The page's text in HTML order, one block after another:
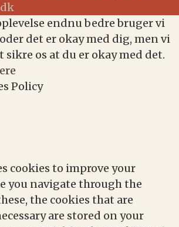
endnu bedre bruger vi
det er okay med dig, men vi
os at du er okay med det.
Policy
cookies to improve your
you navigate through the
the cookies that are
are stored on your